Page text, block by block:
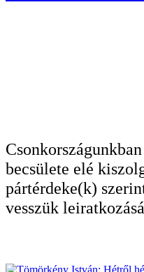
becsülete elé
pártérdeke(k)
vesszük